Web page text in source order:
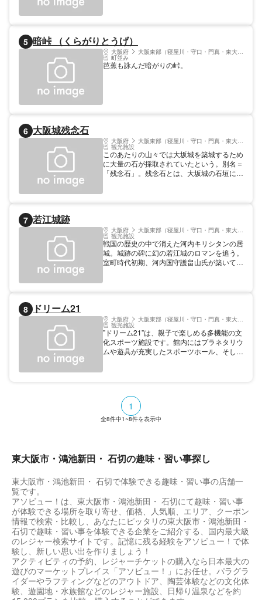
あり、最大のもの。宝永4年（1707）に建て
られたこの鴻池新田会所は、新田の農民から
小作料を徴収して幕府へ年貢を納入するほ
か、新田内の田畑、水路、橋などの維持補
など当時の様子を思わせる家屋は、時代劇の
ロケに使われたこともあり、現在でもときお
り特別展示や講演会などが催されている。
【料金】 大人300円、小中生200円 ※20人
5 暗峠 （くらがりとうげ）
大阪府 大阪東部（寝屋川・守口・門真・東大阪）
町並み
芭蕉も詠んだ暗がりの峠。
6 大阪城残念石
大阪府 大阪東部（寝屋川・守口・門真・東大阪）
観光施設
このあたりの山々では大坂城を築城するため
に大量の石が採取されていたという。別名＝
「残念石」。残念石とは、大坂城の石垣に選
残る大名の家紋やくさびの跡で見分けるのだ
とか。
7 若江城跡
大阪府 大阪東部（寝屋川・守口・門真・東大阪）
観光施設
戦国の歴史の中で消えた河内キリシタンの居
城。城跡の碑に幻の若江城のロマンを追う。
室町時代初期、河内国守護畠山氏が築いて以
し、信長の石山本願寺攻撃の拠点として利用
された後の資料が見つからず、長く幻の城だ
ったところ、昭和47年以後に行われた発掘
調査により城の中心部のまわりにめぐらされ
た堀の一部がみつかり、その存在が改めて裏
8 ドリーム21
大阪府 大阪東部（寝屋川・守口・門真・東大阪）
観光施設
”ドリーム21”は、親子で楽しめる多機能の文
化スポーツ施設です。館内にはプラネタリウ
ムや遊具が充実したスポーツホール、そして
も安心して遊ぶことが可能。また地球の成り
立ちから現代までを学べる「探検ひろば」で
は、科学の力や生命の不思議について目と体
できる陶芸体験などが用意されています。
施設周辺には「花園中央公園」もあり、”ド
賞などさまざまな楽しみ方が可能です。
1
全8件中1~8件を表示中
東大阪市・鴻池新田・ 石切の趣味・習い事探し
東大阪市・鴻池新田・ 石切で体験できる趣味・習い事の店舗一
覧です。
アソビュー！は、東大阪市・鴻池新田・ 石切にて趣味・習い事
が体験できる場所を取り寄せ、価格、人気順、エリア、クーポン
情報で検索・比較し、あなたにピッタリの東大阪市・鴻池新田・
石切で趣味・習い事を体験できる企業をご紹介する、国内最大級
のレジャー検索サイトです。記憶に残る経験をアソビュー！で体
験し、新しい思い出を作りましょう！
アクティビティの予約、レジャーチケットの購入なら日本最大の
遊びのマーケットプレイス「アソビュー！」にお任せ。パラグラ
イダーやラフティングなどのアウトドア、陶芸体験などの文化体
験、遊園地・水族館などのレジャー施設、日帰り温泉などを約